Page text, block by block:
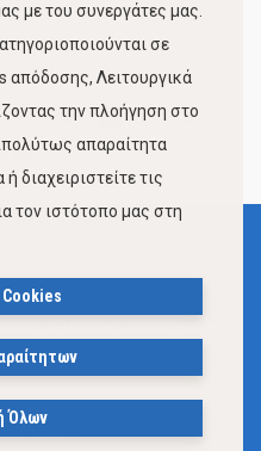
Βόλου
Προσωπικών Δεδομένων
με του συνεργάτες μας.
σε
απόδοσης, Λειτουργικά
την πλοήγηση στο
απαραίτητα
διαχειριστείτε τις
τον ιστότοπο μας στη
Cookies
Όλων